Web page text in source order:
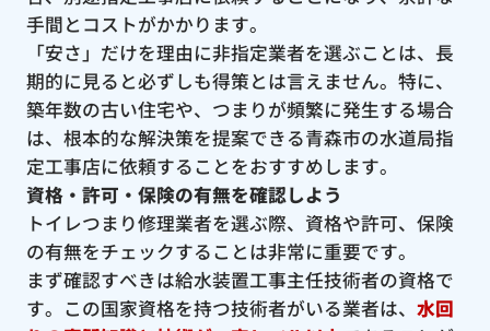
手間とコストがかかります。
「安さ」だけを理由に非指定業者を選ぶことは、長
期的に見ると必ずしも得策とは言えません。特に、
築年数の古い住宅や、つまりが頻繁に発生する場合
は、根本的な解決策を提案できる青森市の水道局指
定工事店に依頼することをおすすめします。
資格・許可・保険の有無を確認しよう
トイレつまり修理業者を選ぶ際、資格や許可、保険
の有無をチェックすることは非常に重要です。
まず確認すべきは給水装置工事主任技術者の資格で
す。この国家資格を持つ技術者がいる業者は、 水回